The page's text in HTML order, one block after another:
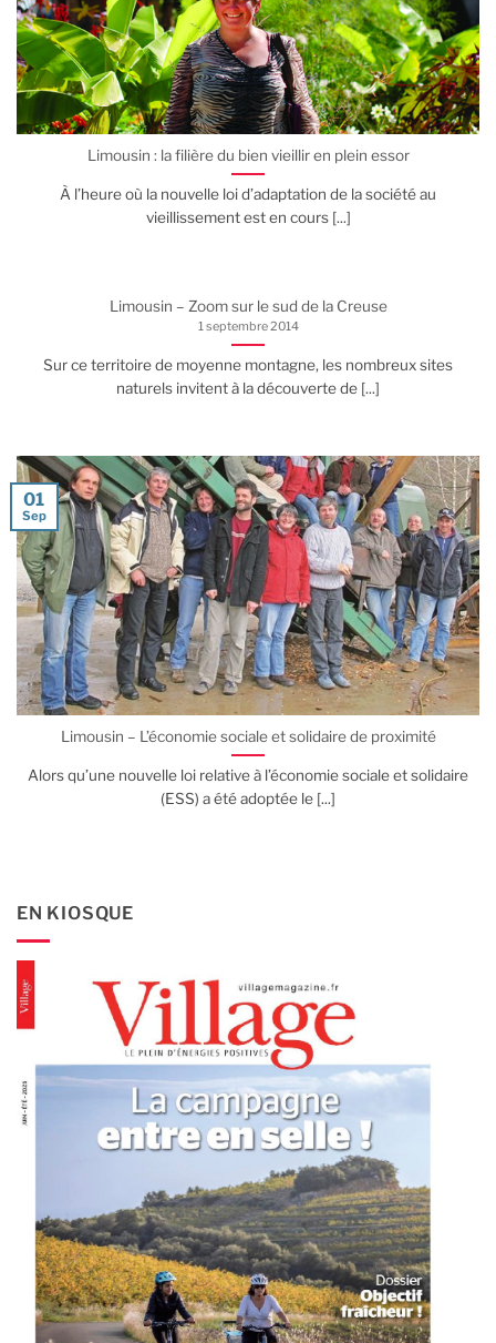
Limousin : la filière du bien vieillir en plein essor
À l’heure où la nouvelle loi d’adaptation de la société au
vieillissement est en cours [...]
Limousin – Zoom sur le sud de la Creuse
1 septembre 2014
Sur ce territoire de moyenne montagne, les nombreux sites
naturels invitent à la découverte de [...]
Limousin – L’économie sociale et solidaire de proximité
Alors qu’une nouvelle loi relative à l’économie sociale et solidaire
(ESS) a été adoptée le [...]
01
Sep
EN KIOSQUE